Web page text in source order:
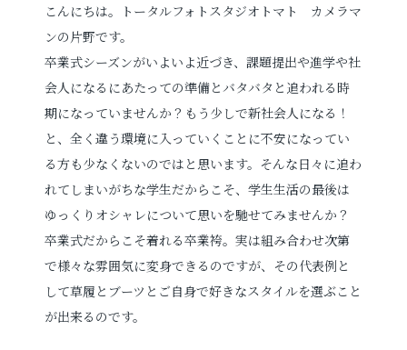
その他の撮影
プロフィールフォト 婚活写真
証明写真 シニア・還暦写真
見学予約
こんにちは。トータルフォトスタジオトマト カメラマ
ンの片野です。
卒業式シーズンがいよいよ近づき、課題提出や進学や社
会人になるにあたっての準備とバタバタと追われる時
期になっていませんか？もう少しで新社会人になる！
と、全く違う環境に入っていくことに不安になってい
る方も少なくないのではと思います。そんな日々に追わ
れてしまいがちな学生だからこそ、学生生活の最後は
ゆっくりオシャレについて思いを馳せてみませんか？
卒業式だからこそ着れる卒業袴。実は組み合わせ次第
で様々な雰囲気に変身できるのですが、その代表例と
して草履とブーツとご自身で好きなスタイルを選ぶこと
が出来るのです。